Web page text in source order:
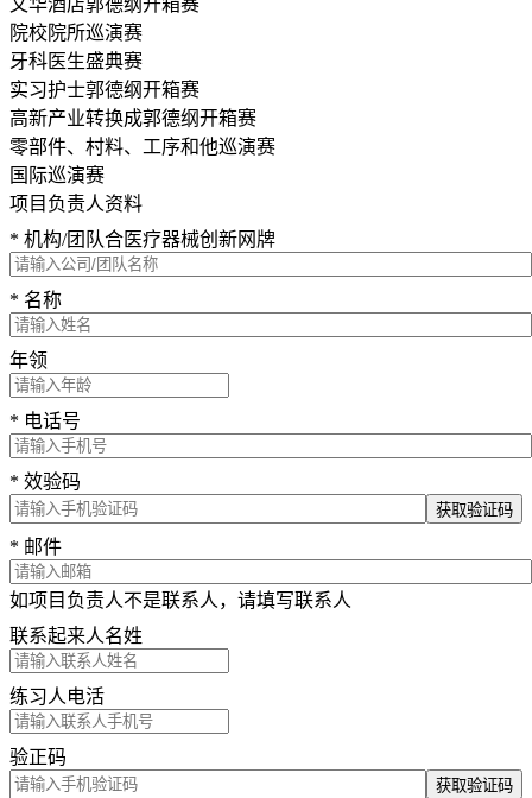
文华酒店郭德纲开箱赛
院校院所巡演赛
牙科医生盛典赛
实习护士郭德纲开箱赛
高新产业转换成郭德纲开箱赛
零部件、村料、工序和他巡演赛
国际巡演赛
项目负责人资料
* 机构/团队合医疗器械创新网牌
* 名称
年领
* 电话号
* 效验码
获取验证码
* 邮件
如项目负责人不是联系人，请填写联系人
联系起来人名姓
练习人电活
验正码
获取验证码